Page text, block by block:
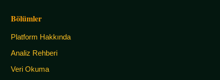
Bölümler
Platform Hakkında
Analiz Rehberi
Veri Okuma